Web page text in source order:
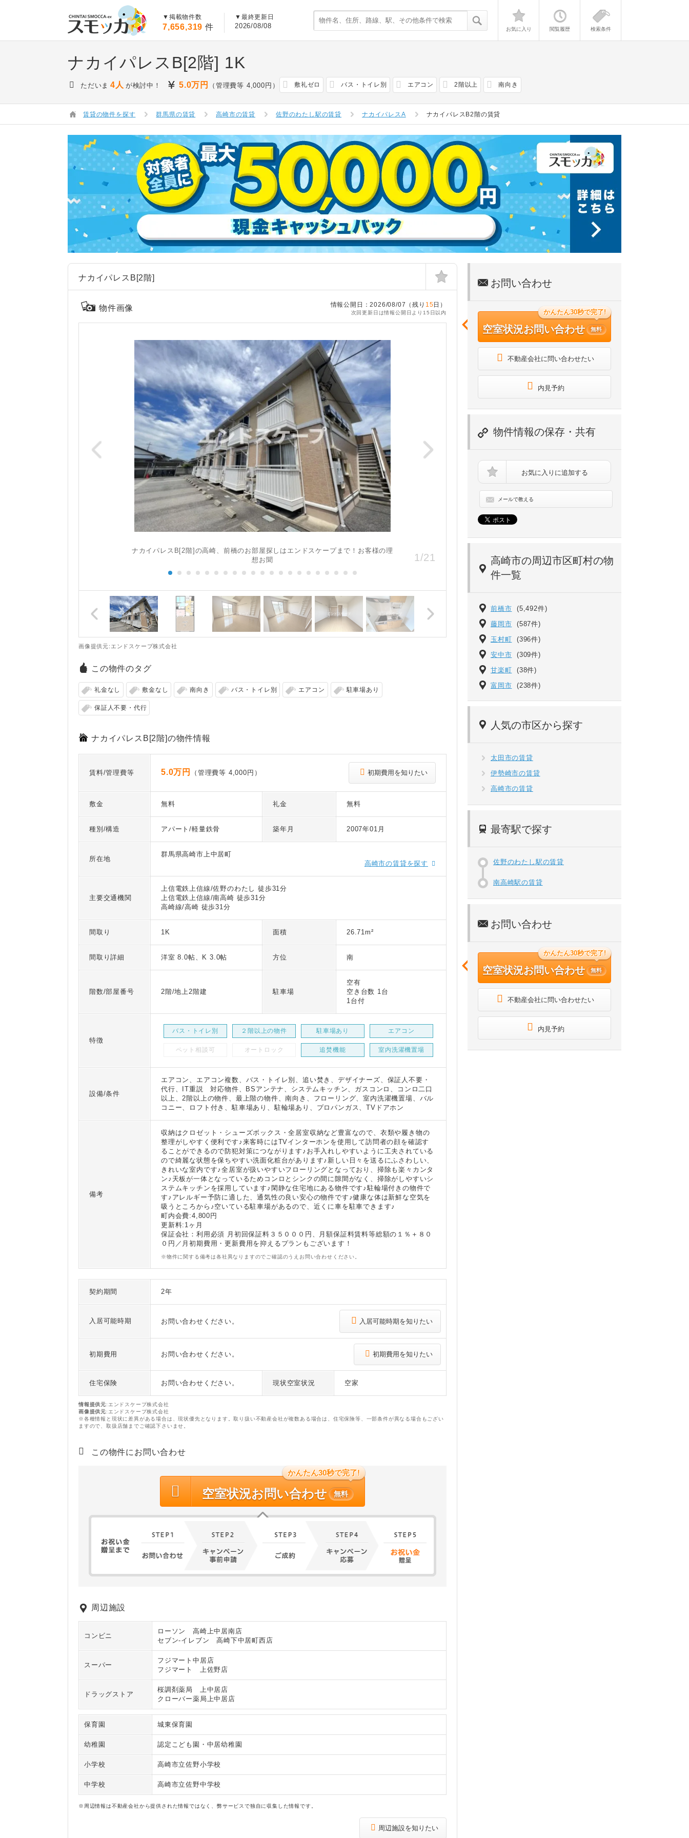
▼掲載物件数
7,656,319 件
▼最終更新日
2026/08/08 お気に入り 閲覧履歴 検索条件
ナカイパレスB[2階] 1K
ただいま 4人 が検討中！ 5.0万円 （管理費等 4,000円） 敷礼ゼロ バス・トイレ別 エアコン 2階以上 南向き
賃貸の物件を探す 群馬県の賃貸 高崎市の賃貸 佐野のわたし駅の賃貸 ナカイパレスA ナカイパレスB2階の賃貸
ナカイパレスB[2階]
情報公開日：2026/08/07（残り 15日）
次回更新日は情報公開日より15日以内
物件画像
1/21
ナカイパレスB[2階]の高崎、前橋のお部屋探しはエンドスケープまで！お客様の理
想お聞
想お聞
画像提供元:エンドスケープ株式会社
この物件のタグ
礼金なし 敷金なし 南向き バス・トイレ別 エアコン 駐車場あり
保証人不要・代行
ナカイパレスB[2階]の物件情報
賃料/管理費等 5.0万円 （管理費等 4,000円） 初期費用を知りたい
敷金 無料 礼金 無料
種別/構造 アパート/軽量鉄骨 築年月 2007年01月
所在地
群馬県高崎市上中居町
高崎市の賃貸を探す
主要交通機関
上信電鉄上信線/佐野のわたし 徒歩31分
上信電鉄上信線/南高崎 徒歩31分
高崎線/高崎 徒歩31分
間取り 1K 面積 26.71m²
間取り詳細 洋室 8.0帖、K 3.0帖 方位 南
階数/部屋番号 2階/地上2階建 駐車場
空有
空き台数 1台
1台付
特徴
バス・トイレ別 ２階以上の物件 駐車場あり エアコン
ペット相談可 オートロック 追焚機能 室内洗濯機置場
設備/条件
エアコン、エアコン複数、バス・トイレ別、追い焚き、デザイナーズ、保証人不要・
代行、IT重説 対応物件、BSアンテナ、システムキッチン、ガスコンロ、コンロ二口
以上、2階以上の物件、最上階の物件、南向き、フローリング、室内洗濯機置場、バル
コニー、ロフト付き、駐車場あり、駐輪場あり、プロパンガス、TVドアホン
備考
収納はクロゼット・シューズボックス・全居室収納など豊富なので、衣類や履き物の
整理がしやすく便利です♪来客時にはTVインターホンを使用して訪問者の顔を確認す
ることができるので防犯対策につながります♪お手入れしやすいように工夫されている
ので綺麗な状態を保ちやすい洗面化粧台があります♪新しい日々を送るにふさわしい、
きれいな室内です♪全居室が扱いやすいフローリングとなっており、掃除も楽々カンタ
ン♪天板が一体となっているためコンロとシンクの間に隙間がなく、掃除がしやすいシ
ステムキッチンを採用しています♪閑静な住宅地にある物件です♪駐輪場付きの物件で
す♪アレルギー予防に適した、通気性の良い安心の物件です♪健康な体は新鮮な空気を
吸うところから♪空いている駐車場があるので、近くに車を駐車できます♪
町内会費:4,800円
更新料:1ヶ月
保証会社：利用必須 月初回保証料３５０００円、月額保証料賃料等総額の１％＋８０
０円／月初期費用・更新費用を抑えるプランもございます！
※物件に関する備考は各社異なりますのでご確認のうえお問い合わせください。
契約期間 2年
入居可能時期 お問い合わせください。 入居可能時期を知りたい
初期費用 お問い合わせください。 初期費用を知りたい
住宅保険 お問い合わせください。 現状空室状況 空家
情報提供元:エンドスケープ株式会社
画像提供元:エンドスケープ株式会社
※各種情報と現状に差異がある場合は、現状優先となります。取り扱い不動産会社が複数ある場合は、住宅保険等、一部条件が異なる場合もござい
ますので、取扱店舗までご確認下さいませ。
この物件にお問い合わせ
かんたん30秒で完了!
空室状況お問い合わせ 無料
周辺施設
コンビニ
ローソン 高崎上中居南店
セブン‐イレブン 高崎下中居町西店
スーパー
フジマート中居店
フジマート 上佐野店
ドラッグストア
桜調剤薬局 上中居店
クローバー薬局上中居店
保育園 城東保育園
幼稚園 認定こども園・中居幼稚園
小学校 高崎市立佐野小学校
中学校 高崎市立佐野中学校
※周辺情報は不動産会社から提供された情報ではなく、弊サービスで独自に収集した情報です。
周辺施設を知りたい
お問い合わせ
かんたん30秒で完了!
空室状況お問い合わせ 無料
不動産会社に問い合わせたい
内見予約
物件情報の保存・共有
お気に入りに追加する
メールで教える
高崎市の周辺市区町村の物
件一覧
前橋市 (5,492件)
藤岡市 (587件)
玉村町 (396件)
安中市 (309件)
甘楽町 (38件)
富岡市 (238件)
人気の市区から探す
太田市の賃貸
伊勢崎市の賃貸
高崎市の賃貸
最寄駅で探す
佐野のわたし駅の賃貸
南高崎駅の賃貸
お問い合わせ
かんたん30秒で完了!
空室状況お問い合わせ 無料
不動産会社に問い合わせたい
内見予約